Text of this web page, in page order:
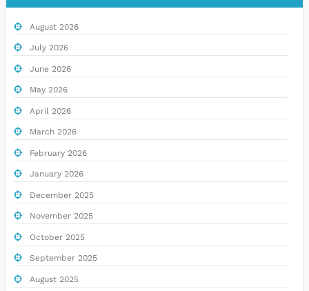
August 2026
July 2026
June 2026
May 2026
April 2026
March 2026
February 2026
January 2026
December 2025
November 2025
October 2025
September 2025
August 2025